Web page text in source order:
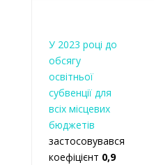
У 2023 році до
обсягу
освітньої
субвенції для
всіх місцевих
бюджетів
застосовувався
коефіцієнт 0,9